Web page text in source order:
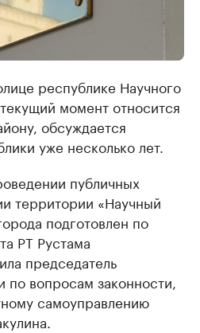
республике Научного
момент относится
обсуждается
уже несколько лет.
публичных
территории «Научный
подготовлен по
РТ Рустама
председатель
по вопросам законности,
самоуправлению